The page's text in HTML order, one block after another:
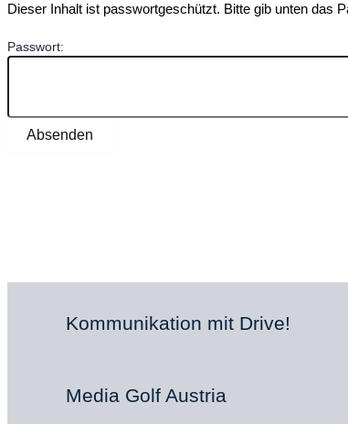
Dieser Inhalt ist passwortgeschützt. Bitte gib unten das
Passwort:
Kommunikation mit Drive!
Media Golf Austria